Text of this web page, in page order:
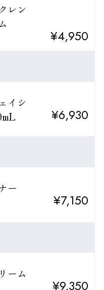
レン
¥4,950
イシ
¥6,930
ー
¥7,150
ーム
¥9,350